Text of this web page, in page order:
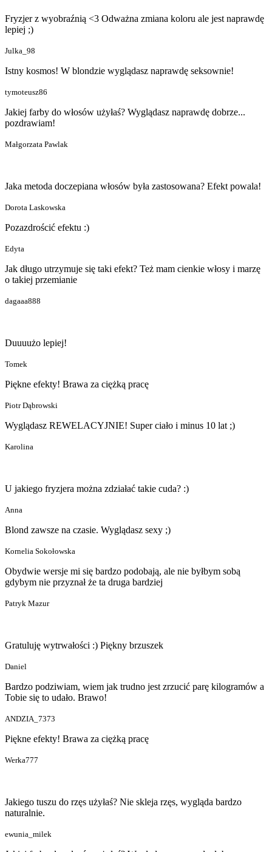
Fryzjer z wyobraźnią <3 Odważna zmiana koloru ale jest naprawdę
lepiej ;)
Julka_98
Istny kosmos! W blondzie wyglądasz naprawdę seksownie!
tymoteusz86
Jakiej farby do włosów użyłaś? Wyglądasz naprawdę dobrze...
pozdrawiam!
Małgorzata Pawlak
Jaka metoda doczepiana włosów była zastosowana? Efekt powala!
Dorota Laskowska
Pozazdrościć efektu :)
Edyta
Jak długo utrzymuje się taki efekt? Też mam cienkie włosy i marzę
o takiej przemianie
dagaaa888
Duuuużo lepiej!
Tomek
Piękne efekty! Brawa za ciężką pracę
Piotr Dąbrowski
Wyglądasz REWELACYJNIE! Super ciało i minus 10 lat ;)
Karolina
U jakiego fryzjera można zdziałać takie cuda? :)
Anna
Blond zawsze na czasie. Wyglądasz sexy ;)
Kornelia Sokołowska
Obydwie wersje mi się bardzo podobają, ale nie byłbym sobą
gdybym nie przyznał że ta druga bardziej
Patryk Mazur
Gratuluję wytrwałości :) Piękny brzuszek
Daniel
Bardzo podziwiam, wiem jak trudno jest zrzucić parę kilogramów a
Tobie się to udało. Brawo!
ANDZIA_7373
Piękne efekty! Brawa za ciężką pracę
Werka777
Jakiego tuszu do rzęs użyłaś? Nie skleja rzęs, wygląda bardzo
naturalnie.
ewunia_milek